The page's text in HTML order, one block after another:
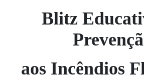
Blitz
aos Incêndios